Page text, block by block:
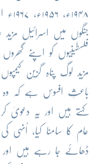
جنگوں میں اسرائیل مزید
فلسطینیوں کو اپنے
مزید لوگ پناہ گزین
باعثِ افسوس ہے کہ وہ
کہتے ہیں اور یہ
عام کا سامنا کیا، اُنہی
ڈھائے جا رہے ہیں اور